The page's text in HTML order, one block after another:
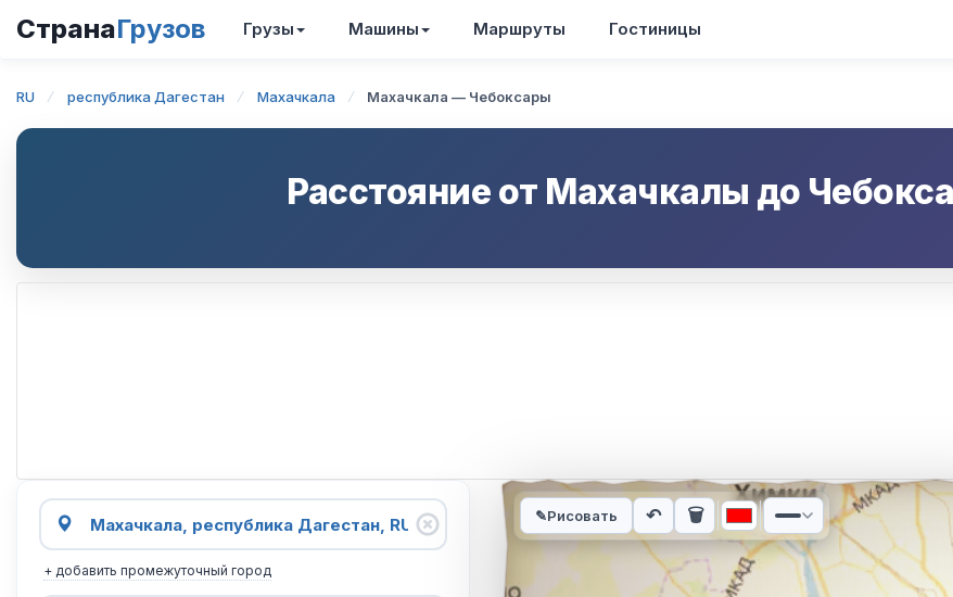
СтранаГрузов Грузы Машины Маршруты Гостиницы
RU республика Дагестан Махачкала Махачкала — Чебоксары
Расстояние от Махачкалы до
+ добавить промежуточный город
Интерактивная карта автомобильного маршрута из
✎Рисовать ↶ 🗑